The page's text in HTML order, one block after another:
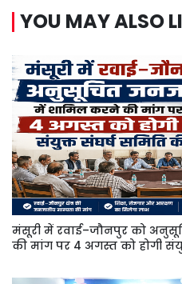
YOU MAY ALSO
मंसूरी में रवाई–जौनपुर को
की मांग पर 4 अगस्त को होगी